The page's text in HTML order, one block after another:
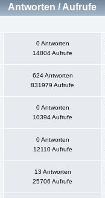
Antworten /Aufrufe
0 Antworten
14804 Aufrufe
624 Antworten
831979 Aufrufe
0 Antworten
10394 Aufrufe
0 Antworten
12110 Aufrufe
13 Antworten
25706 Aufrufe